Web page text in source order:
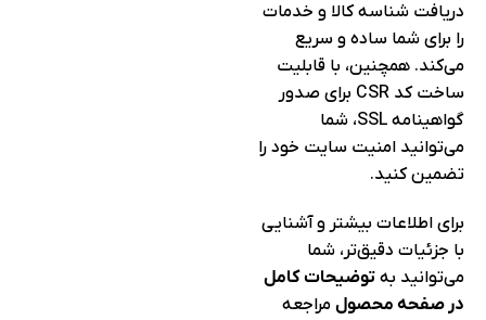
دریافت شناسه کالا و خدمات
را برای شما ساده و سریع
می‌کند. همچنین، با قابلیت
ساخت کد CSR برای صدور
گواهینامه SSL، شما
می‌توانید امنیت سایت خود را
تضمین کنید.
برای اطلاعات بیشتر و آشنایی
با جزئیات دقیق‌تر، شما
می‌توانید بهتوضیحات کامل
در صفحه محصول مراجعه